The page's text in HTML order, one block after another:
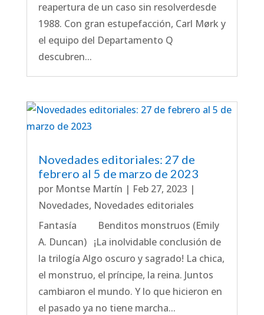
reapertura de un caso sin resolverdesde
1988. Con gran estupefacción, Carl Mørk y
el equipo del Departamento Q
descubren...
Novedades editoriales: 27 de
febrero al 5 de marzo de 2023
por Montse Martín | Feb 27, 2023 |
Novedades, Novedades editoriales
Fantasía Benditos monstruos (Emily
A. Duncan) ¡La inolvidable conclusión de
la trilogía Algo oscuro y sagrado! La chica,
el monstruo, el príncipe, la reina. Juntos
cambiaron el mundo. Y lo que hicieron en
el pasado ya no tiene marcha...